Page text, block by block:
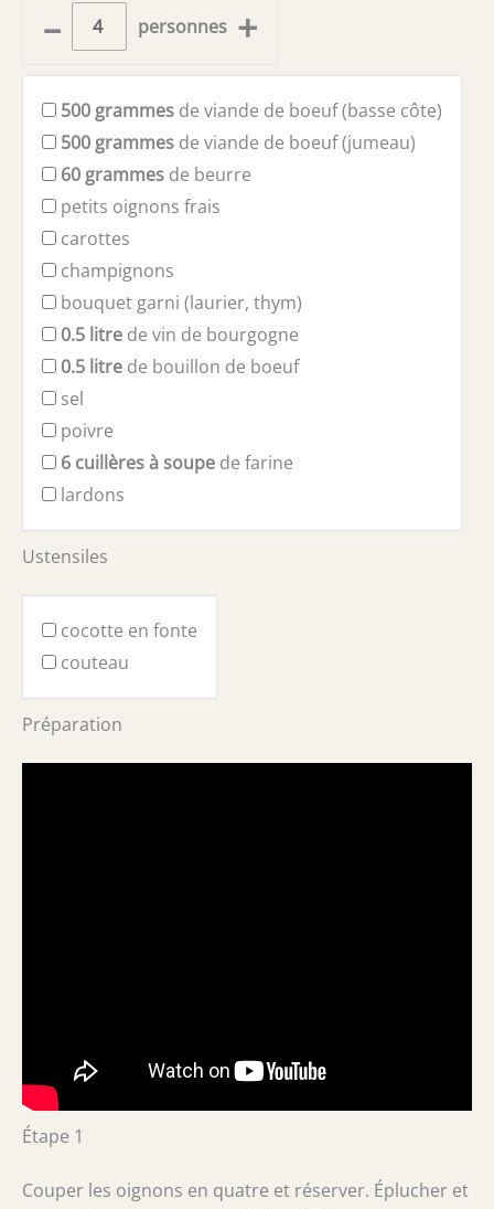
– personnes +
500 grammes de viande de boeuf (basse côte)
500 grammes de viande de boeuf (jumeau)
60 grammes de beurre
petits oignons frais
carottes
champignons
bouquet garni (laurier, thym)
0.5 litre de vin de bourgogne
0.5 litre de bouillon de boeuf
sel
poivre
6 cuillères à soupe de farine
lardons
Ustensiles
cocotte en fonte
couteau
Préparation
Étape 1
Couper les oignons en quatre et réserver. Éplucher et